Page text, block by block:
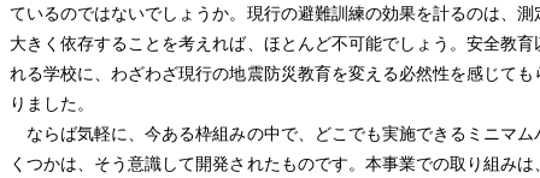
ているのではないでしょうか。現行の避難訓練の効果を計るのは、
大きく依存することを考えれば、ほとんど不可能でしょう。安全教
れる学校に、わざわざ現行の地震防災教育を変える必然性を感じて
りました。
ならば気軽に、今ある枠組みの中で、どこでも実施できるミニマ
くつかは、そう意識して開発されたものです。本事業での取り組み